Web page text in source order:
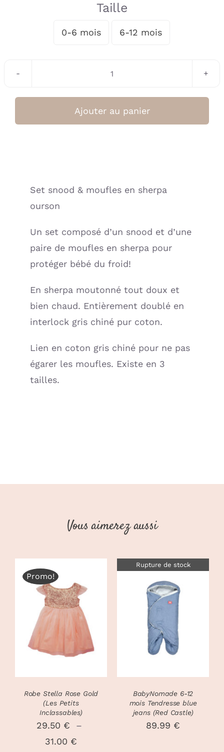
Taille
0-6 mois 6-12 mois
quantité
Set
ourson(BB&Co)
Ajouter au panier
Set snood & moufles en sherpa
ourson
Un set composé d’un snood et d’une
paire de moufles en sherpa pour
protéger bébé du froid!
En sherpa moutonné tout doux et
bien chaud. Entièrement doublé en
interlock gris chiné pur coton.
Lien en coton gris chiné pour ne pas
égarer les moufles. Existe en 3
tailles.
Vous aimerez aussi
Promo!
CHOIX DES
OPTIONS
CE
PRODUIT
PLUSIEURS
VARIATIONS.
PEUVENT
ÊTRE
CHOISIES
SUR
PAGE
/
DÉTAILS
Robe Stella Rose Gold
(Les Petits
Inclassables)
29.50 €
–
31.00 €Plage
Rupture de stock
DÉTAILS
BabyNomade 6-12
mois Tendresse blue
jeans (Red Castle)
89.99 €